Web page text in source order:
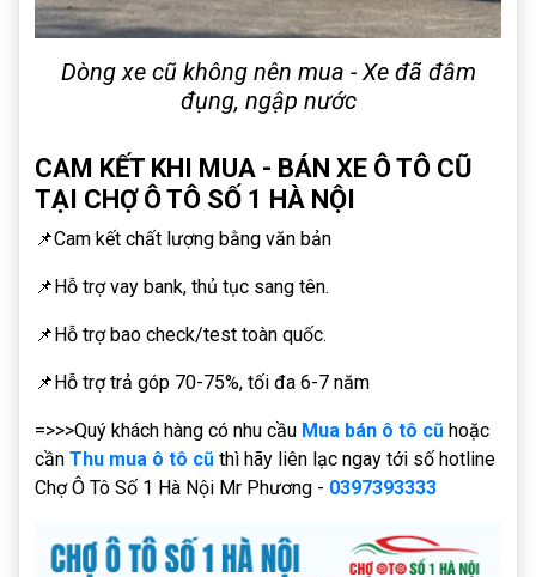
Dòng xe cũ không nên mua - Xe đã đâm
đụng, ngập nước
CAM KẾT KHI MUA - BÁN XE Ô TÔ CŨ
TẠI CHỢ Ô TÔ SỐ 1 HÀ NỘI
📌Cam kết chất lượng bằng văn bản
📌Hỗ trợ vay bank, thủ tục sang tên.
📌Hỗ trợ bao check/test toàn quốc.
📌Hỗ trợ trả góp 70-75%, tối đa 6-7 năm
=>>>Quý khách hàng có nhu cầu Mua bán ô tô cũhoặc
cần Thu mua ô tô cũthì hãy liên lạc ngay tới số hotline
Chợ Ô Tô Số 1 Hà Nội Mr Phương - 0397393333